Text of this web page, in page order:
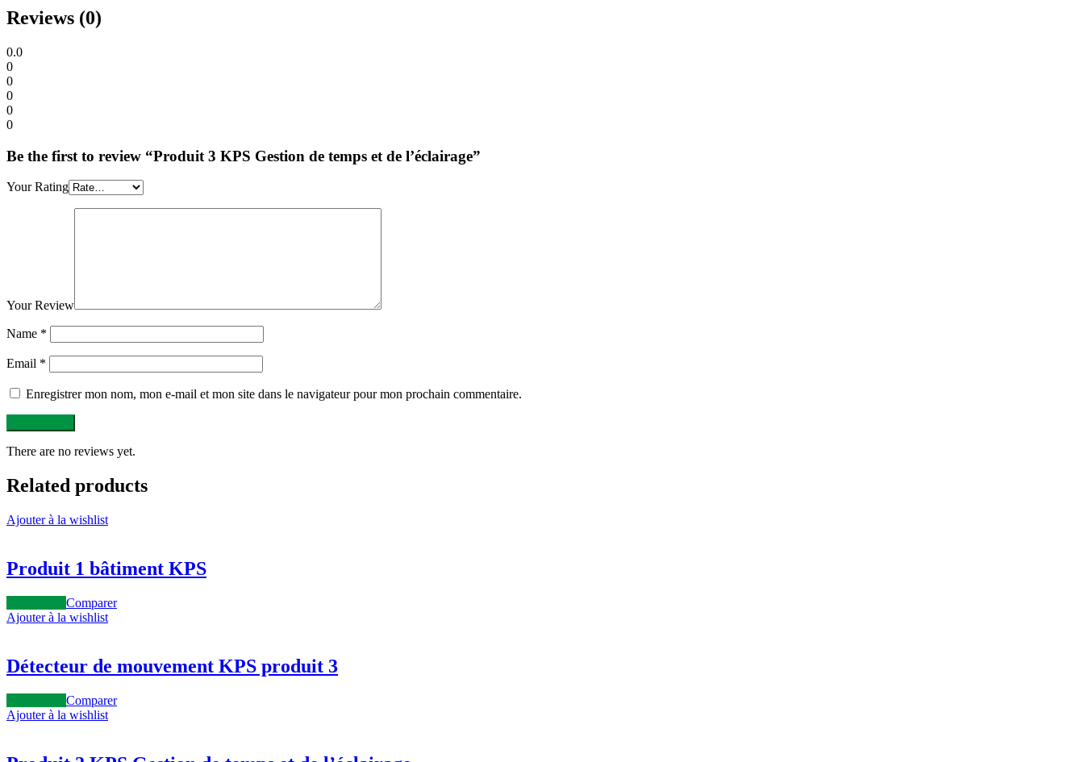
Reviews (0)
0.0
0
0
0
0
0
Be the first to review “Produit 3 KPS Gestion de temps et de l’éclairage”
Your Rating
Your Review
Name *
Email *
Enregistrer mon nom, mon e-mail et mon site dans le navigateur pour mon prochain commentaire.
There are no reviews yet.
Related products
Ajouter à la wishlist
Produit 1 bâtiment KPS
Comparer
Ajouter à la wishlist
Détecteur de mouvement KPS produit 3
Comparer
Ajouter à la wishlist